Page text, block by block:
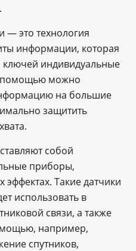
— это технология
информации, которая
ключей индивидуальные
помощью можно
на большие
защитить
собой
приборы,
Такие датчики
использовать в
связи, а также
например,
спутников,